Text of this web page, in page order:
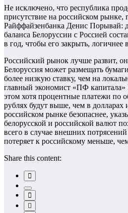
Не исключено, что республика
присутствие на российском рынке,
Райффайзенбанка Денис Порывай:
баланса Белоруссии с Россией
в год, чтобы его закрыть, логичнее
Российский рынок лучше развит,
Белоруссия может размещать
более низкую ставку, чем на
главный экономист «ПФ
этом хотя процентные платежи по
рублях будут выше, чем в долларах
российском рынке безопаснее,
белорусской и российской валют
всего в случае внешних
потеряет к российскому меньше,
Share this content: